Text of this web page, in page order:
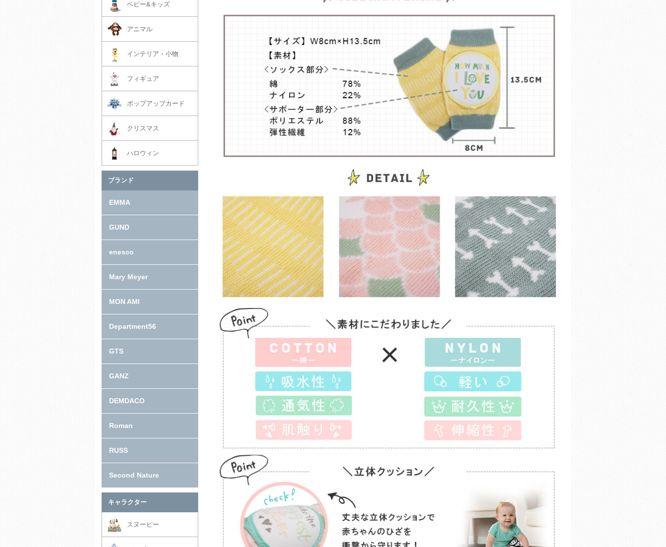
ベビー&キッズ
アニマル
インテリア・小物
フィギュア
ポップアップカード
クリスマス
ハロウィン
ブランド
EMMA
GUND
enesco
Mary Meyer
MON AMI
Department56
GTS
GANZ
DEMDACO
Roman
RUSS
Second Nature
キャラクター
スヌーピー